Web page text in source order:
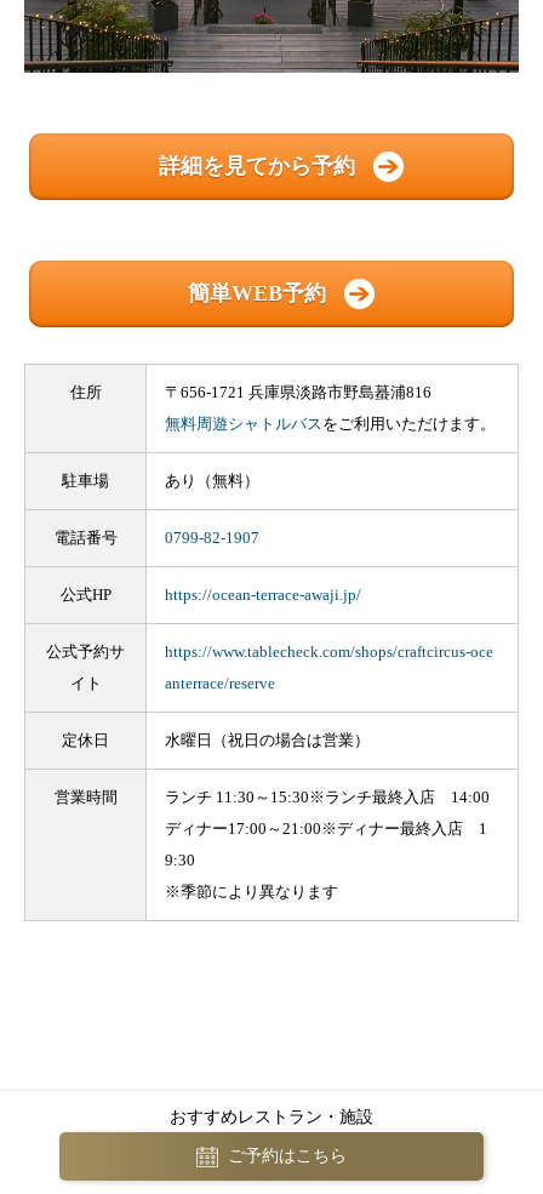
詳細を見てから予約
簡単WEB予約
住所
〒656-1721 兵庫県淡路市野島蟇浦816
無料周遊シャトルバスをご利用いただけます。
駐車場 あり（無料）
電話番号 0799-82-1907
公式HP https://ocean-terrace-awaji.jp/
公式予約サ
イト
https://www.tablecheck.com/shops/craftcircus-oce
anterrace/reserve
定休日 水曜日（祝日の場合は営業）
営業時間
ランチ 11:30～15:30※ランチ最終入店 14:00
ディナー17:00～21:00※ディナー最終入店 1
9:30
※季節により異なります
おすすめレストラン・施設
ご予約はこちら